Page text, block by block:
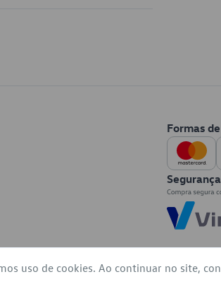
Formas
Segurança
uso de cookies. Ao continuar no site,